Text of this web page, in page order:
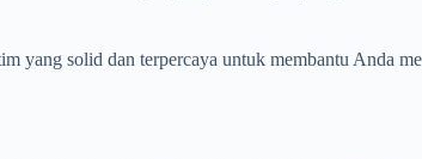
yang solid dan terpercaya untuk membantu Anda